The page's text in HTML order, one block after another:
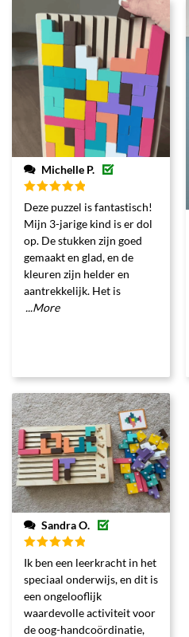
Michelle P.
Gewaardeerd
5uit 5
Deze puzzel is fantastisch!
Mijn 3-jarige kind is er dol
op. De stukken zijn goed
gemaakt en glad, en de
kleuren zijn helder en
aantrekkelijk. Het is
...More
Sandra O.
Gewaardeerd
5uit 5
Ik ben een leerkracht in het
speciaal onderwijs, en dit is
een ongelooflijk
waardevolle activiteit voor
de oog-handcoördinatie,